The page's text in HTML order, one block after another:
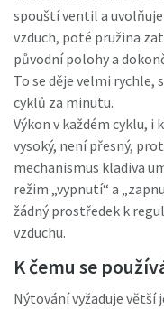
spouští ventil a
vzduch, poté pružina
původní polohy a
To se děje velmi rychle,
cyklů za minutu.
Výkon v každém cyklu, i
vysoký, není přesný,
mechanismus kladiva
režim „vypnutí“ a
žádný prostředek k
vzduchu.
K čemu se
Nýtování vyžaduje větší